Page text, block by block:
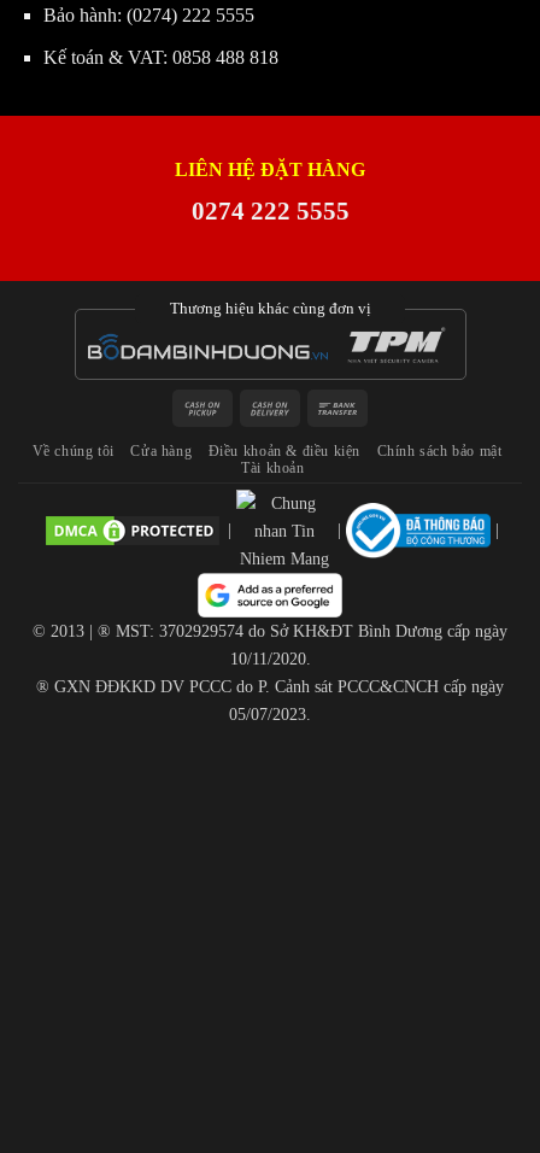
Bảo hành: (0274) 222 5555
Kế toán & VAT: 0858 488 818
LIÊN HỆ ĐẶT HÀNG
0274 222 5555
Thương hiệu khác cùng đơn vị
Cash
Pickup
Cash
Delivery
Về chúng tôi Cửa hàng Điều khoản & điều kiện
Chính sách bảo mật
Tài khoản
| | |
© 2013 | ® MST: 3702929574 do Sở KH&ĐT Bình Dương cấp ngày
10/11/2020.
® GXN ĐĐKKD DV PCCC do P. Cảnh sát PCCC&CNCH cấp ngày
05/07/2023.